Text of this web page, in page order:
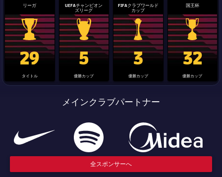
リーガ
La Liga trophy
29
タイトル
UEFAチャンピオン
ズリーグ
Champions League trophy
5
優勝カップ
FIFAクラブワールド
カップ
label.aria.clubworldcup
3
優勝カップ
国王杯
国王杯
32
優勝カップ
メインクラブパートナー
全スポンサーへ